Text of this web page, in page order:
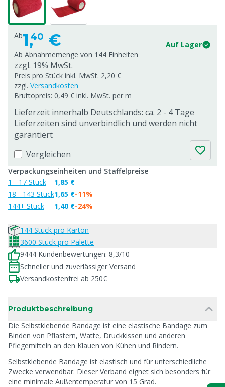
Ab1,40 €
Auf Lager
Ab Abnahmemenge von 144 Einheiten
zzgl. 19% MwSt.
Preis pro Stück inkl. MwSt. 2,20 €
zzgl. Versandkosten
Bruttopreis: 0,49 € inkl. MwSt. per m
Lieferzeit innerhalb Deutschlands: ca. 2 - 4 Tage
Lieferzeiten sind unverbindlich und werden nicht
garantiert
Vergleichen
Verpackungseinheiten und Staffelpreise
1 - 17 Stück
18 - 143 Stück
144+ Stück
1,85 €
1,65 €
1,40 €
-11%
-24%
144 Stück pro Karton
3600 Stück pro Palette
9444 Kundenbewertungen: 8,3/10
Schneller und zuverlässiger Versand
Versandkostenfrei ab 250€
Produktbeschreibung
Die Selbstklebende Bandage ist eine elastische Bandage zum
Binden von Pflastern, Watte, Druckkissen und anderen
Pflegemitteln an den Klauen von Kühen und Rindern.
Selbstklebende Bandage ist elastisch und für unterschiedliche
Zwecke verwendbar. Dieser Verband eignet sich besonders für
eine minimale Außentemperatur von 15 Grad.